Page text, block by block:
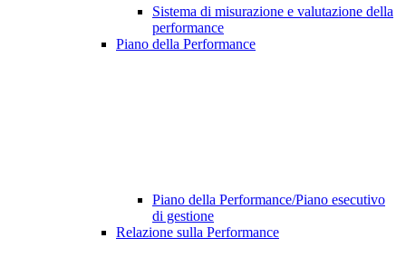
Sistema di misurazione e valutazione della
performance
Piano della Performance
Piano della Performance/Piano esecutivo
di gestione
Relazione sulla Performance